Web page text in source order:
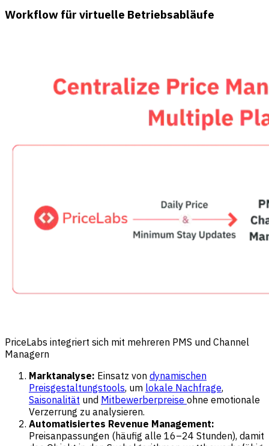
Workflow für virtuelle Betriebsabläufe
PriceLabs integriert sich mit mehreren PMS und Channel
Managern
Marktanalyse: Einsatz von dynamischen
Preisgestaltungstools, um lokale Nachfrage,
Saisonalität und Mitbewerberpreise ohne emotionale
Verzerrung zu analysieren.
Automatisiertes Revenue Management:
Preisanpassungen (häufig alle 16–24 Stunden), damit